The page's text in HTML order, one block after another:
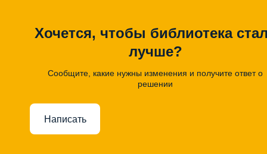
Хочется, чтобы библиотека
лучше?
Сообщите, какие нужны изменения и получите ответ о
решении
Написать